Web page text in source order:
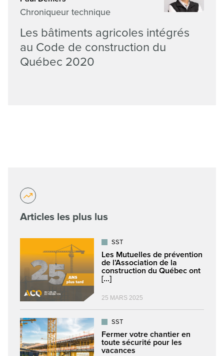
Chroniqueur technique
Les bâtiments agricoles intégrés
au Code de construction du
Québec 2020
Articles les plus lus
SST
Les Mutuelles de prévention
de l’Association de la
construction du Québec ont
[...]
25 MARS 2025
SST
Fermer votre chantier en
toute sécurité pour les
vacances